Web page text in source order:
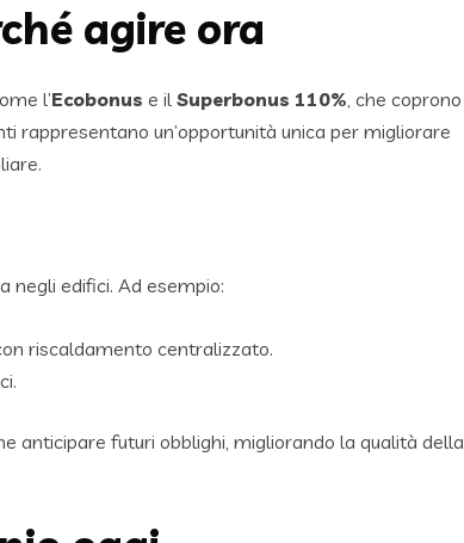
agire ora
l’Ecobonus e il Superbonus 110%, che coprono
rappresentano un’opportunità unica per migliorare
negli edifici. Ad esempio:
riscaldamento centralizzato.
anticipare futuri obblighi, migliorando la qualità della